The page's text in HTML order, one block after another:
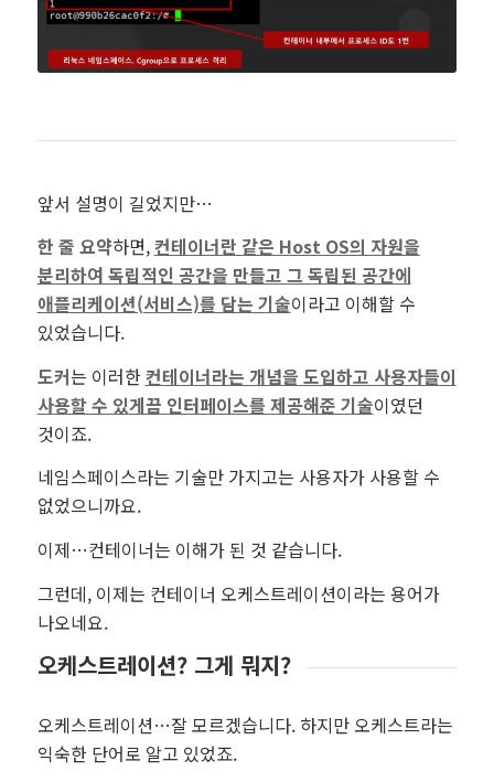
앞서 설명이 길었지만…
한 줄 요약하면,컨테이너란 같은 Host OS의 자원을
분리하여 독립적인 공간을 만들고 그 독립된 공간에
애플리케이션(서비스)를 담는 기술이라고 이해할 수
있었습니다.
도커는 이러한컨테이너라는 개념을 도입하고 사용자들이
사용할 수 있게끔 인터페이스를 제공해준 기술이였던
것이죠.
네임스페이스라는 기술만 가지고는 사용자가 사용할 수
없었으니까요.
이제…컨테이너는 이해가 된 것 같습니다.
그런데, 이제는 컨테이너 오케스트레이션이라는 용어가
나오네요.
오케스트레이션? 그게 뭐지?
오케스트레이션…잘 모르겠습니다. 하지만 오케스트라는
익숙한 단어로 알고 있었죠.